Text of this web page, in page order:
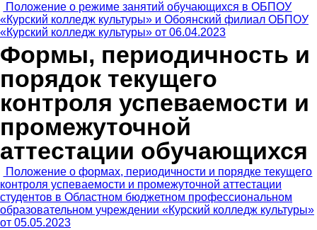
Положение о режиме занятий обучающихся в ОБПОУ
«Курский колледж культуры» и Обоянский филиал ОБПОУ
«Курский колледж культуры» от 06.04.2023
Формы, периодичность и
порядок текущего
контроля успеваемости и
промежуточной
аттестации обучающихся
Положение о формах, периодичности и порядке текущего
контроля успеваемости и промежуточной аттестации
студентов в Областном бюджетном профессиональном
образовательном учреждении «Курский колледж культуры»
от 05.05.2023